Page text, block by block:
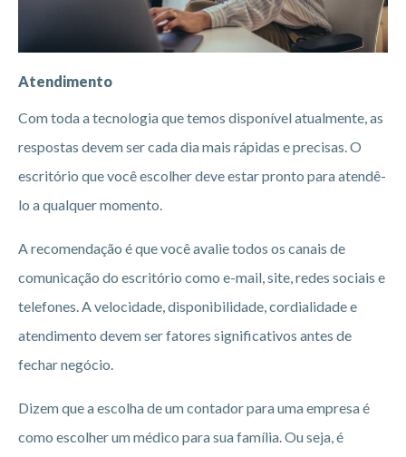
Atendimento
Com toda a tecnologia que temos disponível atualmente, as
respostas devem ser cada dia mais rápidas e precisas. O
escritório que você escolher deve estar pronto para atendê-
lo a qualquer momento.
A recomendação é que você avalie todos os canais de
comunicação do escritório como e-mail, site, redes sociais e
telefones. A velocidade, disponibilidade, cordialidade e
atendimento devem ser fatores significativos antes de
fechar negócio.
Dizem que a escolha de um contador para uma empresa é
como escolher um médico para sua família. Ou seja, é